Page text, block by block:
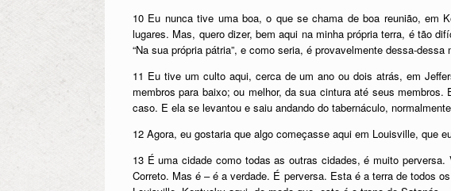
10 Eu nunca tive uma boa, o que se chama de boa reunião, em
lugares. Mas, quero dizer, bem aqui na minha própria terra, é tão
“Na sua própria pátria”, e como seria, é provavelmente dessa-
11 Eu tive um culto aqui, cerca de um ano ou dois atrás, em
membros para baixo; ou melhor, da sua cintura até seus
caso. E ela se levantou e saiu andando do tabernáculo,
12 Agora, eu gostaria que algo começasse aqui em Louisville, que
13 É uma cidade como todas as outras cidades, é muito
Correto. Mas é – é a verdade. É perversa. Esta é a terra de todos